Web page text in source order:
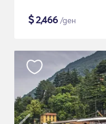
$2,466 /ден